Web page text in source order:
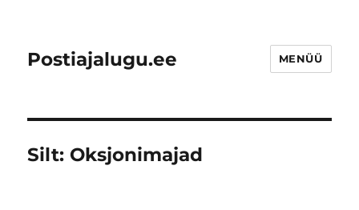
Postiajalugu.ee MENÜÜ
Silt: Oksjonimajad